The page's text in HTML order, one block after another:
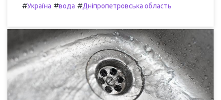
#Україна #вода #Дніпропетровська область